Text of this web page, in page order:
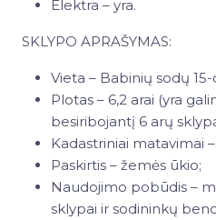
Elektra – yra.
SKLYPO APRAŠYMAS:
Vieta – Babinių sodų 15-
Plotas – 6,2 arai (yra
besiribojantį 6 arų
Kadastriniai matavimai –
Paskirtis – žemės ūkio;
Naudojimo pobūdis –
sklypai ir sodininkų